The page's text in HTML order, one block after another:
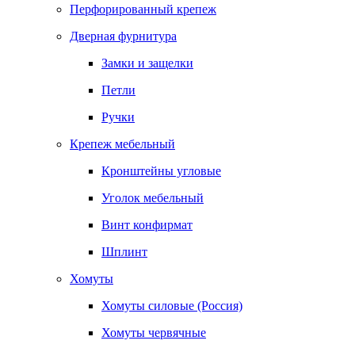
Перфорированный крепеж
Дверная фурнитура
Замки и защелки
Петли
Ручки
Крепеж мебельный
Кронштейны угловые
Уголок мебельный
Винт конфирмат
Шплинт
Хомуты
Хомуты силовые (Россия)
Хомуты червячные